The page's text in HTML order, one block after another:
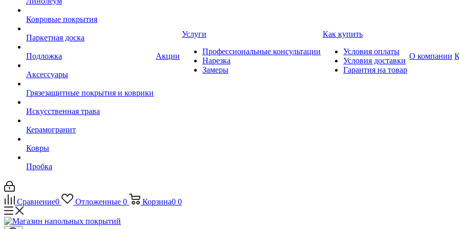
Ковровые покрытия
Паркетная доска
Подложка
Аксессуары
Грязезащитные покрытия и коврики
Искусственная трава
Керамогранит
Ковры
Пробка
Акции
Услуги
Профессиональные консультации
Нарезка
Замеры
Как купить
Условия оплаты
Условия доставки
Гарантия на товар
О компании
Сравнение0 Отложенные 0 Корзина0 0